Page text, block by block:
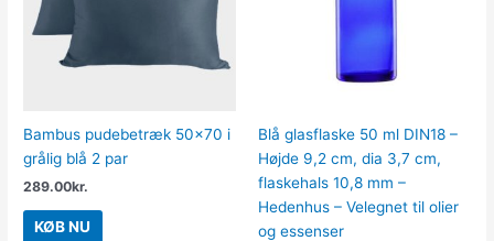
Bambus pudebetræk 50×70 i
grålig blå 2 par
289.00kr.
KØB NU
Blå glasflaske 50 ml DIN18 –
Højde 9,2 cm, dia 3,7 cm,
flaskehals 10,8 mm –
Hedenhus – Velegnet til olier
og essenser